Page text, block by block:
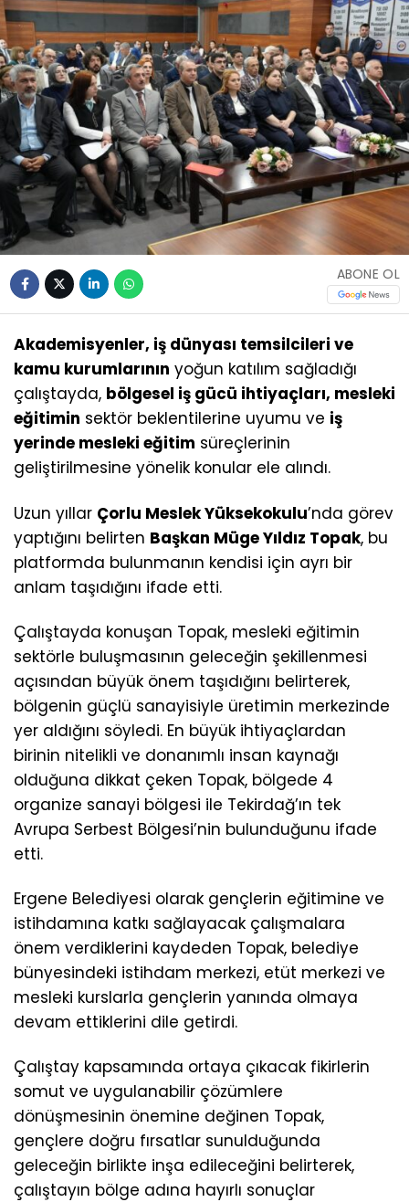
ABONE OL
Akademisyenler, iş dünyası temsilcileri ve
kamu kurumlarının yoğun katılım sağladığı
çalıştayda, bölgesel iş gücü ihtiyaçları, mesleki
eğitimin sektör beklentilerine uyumu ve iş
yerinde mesleki eğitim süreçlerinin
geliştirilmesine yönelik konular ele alındı.
Uzun yıllar Çorlu Meslek Yüksekokulu’nda görev
yaptığını belirten Başkan Müge Yıldız Topak, bu
platformda bulunmanın kendisi için ayrı bir
anlam taşıdığını ifade etti.
Çalıştayda konuşan Topak, mesleki eğitimin
sektörle buluşmasının geleceğin şekillenmesi
açısından büyük önem taşıdığını belirterek,
bölgenin güçlü sanayisiyle üretimin merkezinde
yer aldığını söyledi. En büyük ihtiyaçlardan
birinin nitelikli ve donanımlı insan kaynağı
olduğuna dikkat çeken Topak, bölgede 4
organize sanayi bölgesi ile Tekirdağ’ın tek
Avrupa Serbest Bölgesi’nin bulunduğunu ifade
etti.
Ergene Belediyesi olarak gençlerin eğitimine ve
istihdamına katkı sağlayacak çalışmalara
önem verdiklerini kaydeden Topak, belediye
bünyesindeki istihdam merkezi, etüt merkezi ve
mesleki kurslarla gençlerin yanında olmaya
devam ettiklerini dile getirdi.
Çalıştay kapsamında ortaya çıkacak fikirlerin
somut ve uygulanabilir çözümlere
dönüşmesinin önemine değinen Topak,
gençlere doğru fırsatlar sunulduğunda
geleceğin birlikte inşa edileceğini belirterek,
çalıştayın bölge adına hayırlı sonuçlar